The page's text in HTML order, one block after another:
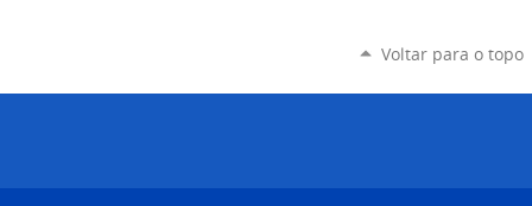
Voltar para o topo